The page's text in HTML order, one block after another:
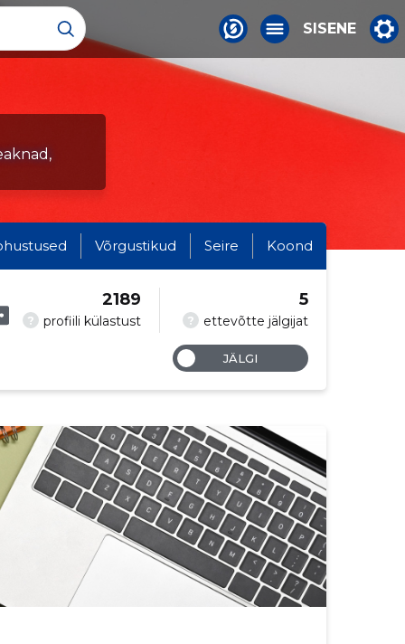
SISENE
Võrgustikud Seire Koond
? profiili külastust
2189
? ettevõtte jälgijat
5
JÄLGI